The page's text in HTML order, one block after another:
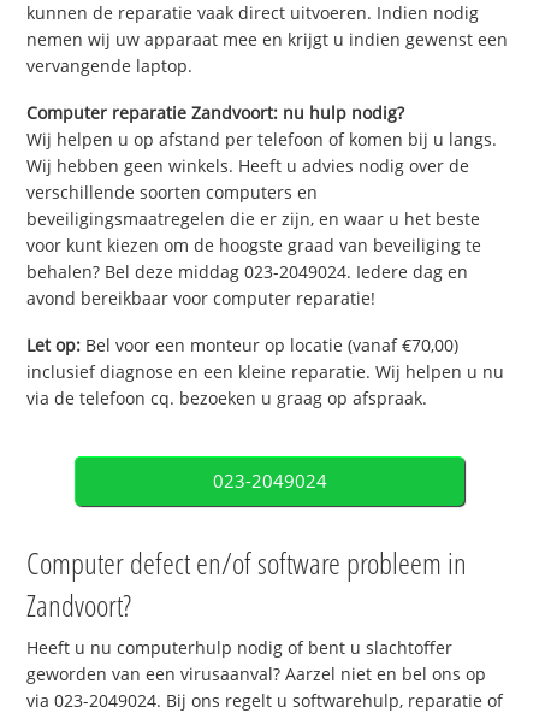
kunnen de reparatie vaak direct uitvoeren. Indien nodig
nemen wij uw apparaat mee en krijgt u indien gewenst een
vervangende laptop.
Computer reparatie Zandvoort: nu hulp nodig?
Wij helpen u op afstand per telefoon of komen bij u langs.
Wij hebben geen winkels. Heeft u advies nodig over de
verschillende soorten computers en
beveiligingsmaatregelen die er zijn, en waar u het beste
voor kunt kiezen om de hoogste graad van beveiliging te
behalen? Bel deze middag 023-2049024. Iedere dag en
avond bereikbaar voor computer reparatie!
Let op: Bel voor een monteur op locatie (vanaf €70,00)
inclusief diagnose en een kleine reparatie. Wij helpen u nu
via de telefoon cq. bezoeken u graag op afspraak.
023-2049024
Computer defect en/of software probleem in
Zandvoort?
Heeft u nu computerhulp nodig of bent u slachtoffer
geworden van een virusaanval? Aarzel niet en bel ons op
via 023-2049024. Bij ons regelt u softwarehulp, reparatie of